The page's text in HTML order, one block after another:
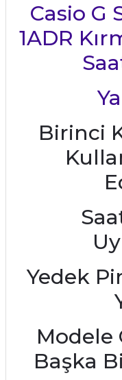
Casio G
1ADR
Birinci
Yedek
Modele
Başka